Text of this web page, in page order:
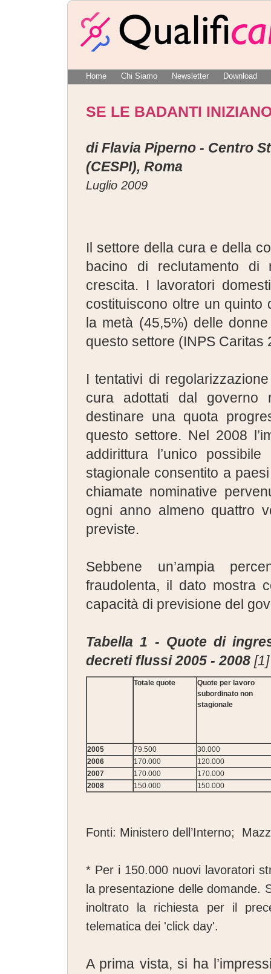
Home Chi Siamo Newsletter Download
SE LE BADANTI
di Flavia Piperno - Centro
(CESPI), Roma
Luglio 2009
Il settore della cura e della
bacino di reclutamento di
crescita. I lavoratori
costituiscono oltre un quinto
la metà (45,5%) delle
questo settore (INPS Caritas
I tentativi di
cura adottati dal governo
destinare una quota
questo settore. Nel 2008
addirittura l’unico
stagionale consentito a
chiamate nominative
ogni anno almeno quattro
previste.
Sebbene un’ampia
fraudolenta, il dato mostra
capacità di previsione del
Tabella 1 - Quote di
decreti flussi 2005 - 2008 [1]
Totale quote
Quote per lavoro
subordinato non
stagionale
2005 79.500
30.000
2006
170.000
120.000
2007
170.000
170.000
2008
150.000 150.000
Fonti: Ministero dell’Interno;
* Per i 150.000 nuovi lavoratori
la presentazione delle domande.
inoltrato la richiesta per il
telematica dei 'click day'.
A prima vista, si ha